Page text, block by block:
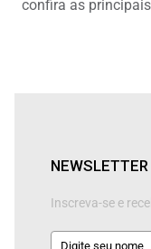
confira as
NEWSLETTER
Inscreva-se e